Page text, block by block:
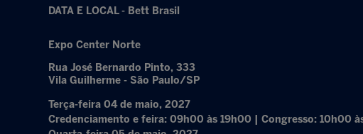
DATA E LOCAL - Bett Brasil
Expo Center Norte
Rua José Bernardo Pinto, 333
Vila Guilherme - São Paulo/SP
Terça-feira 04 de maio, 2027
Credenciamento e feira: 09h00 às 19h00 | Congresso: 10h00